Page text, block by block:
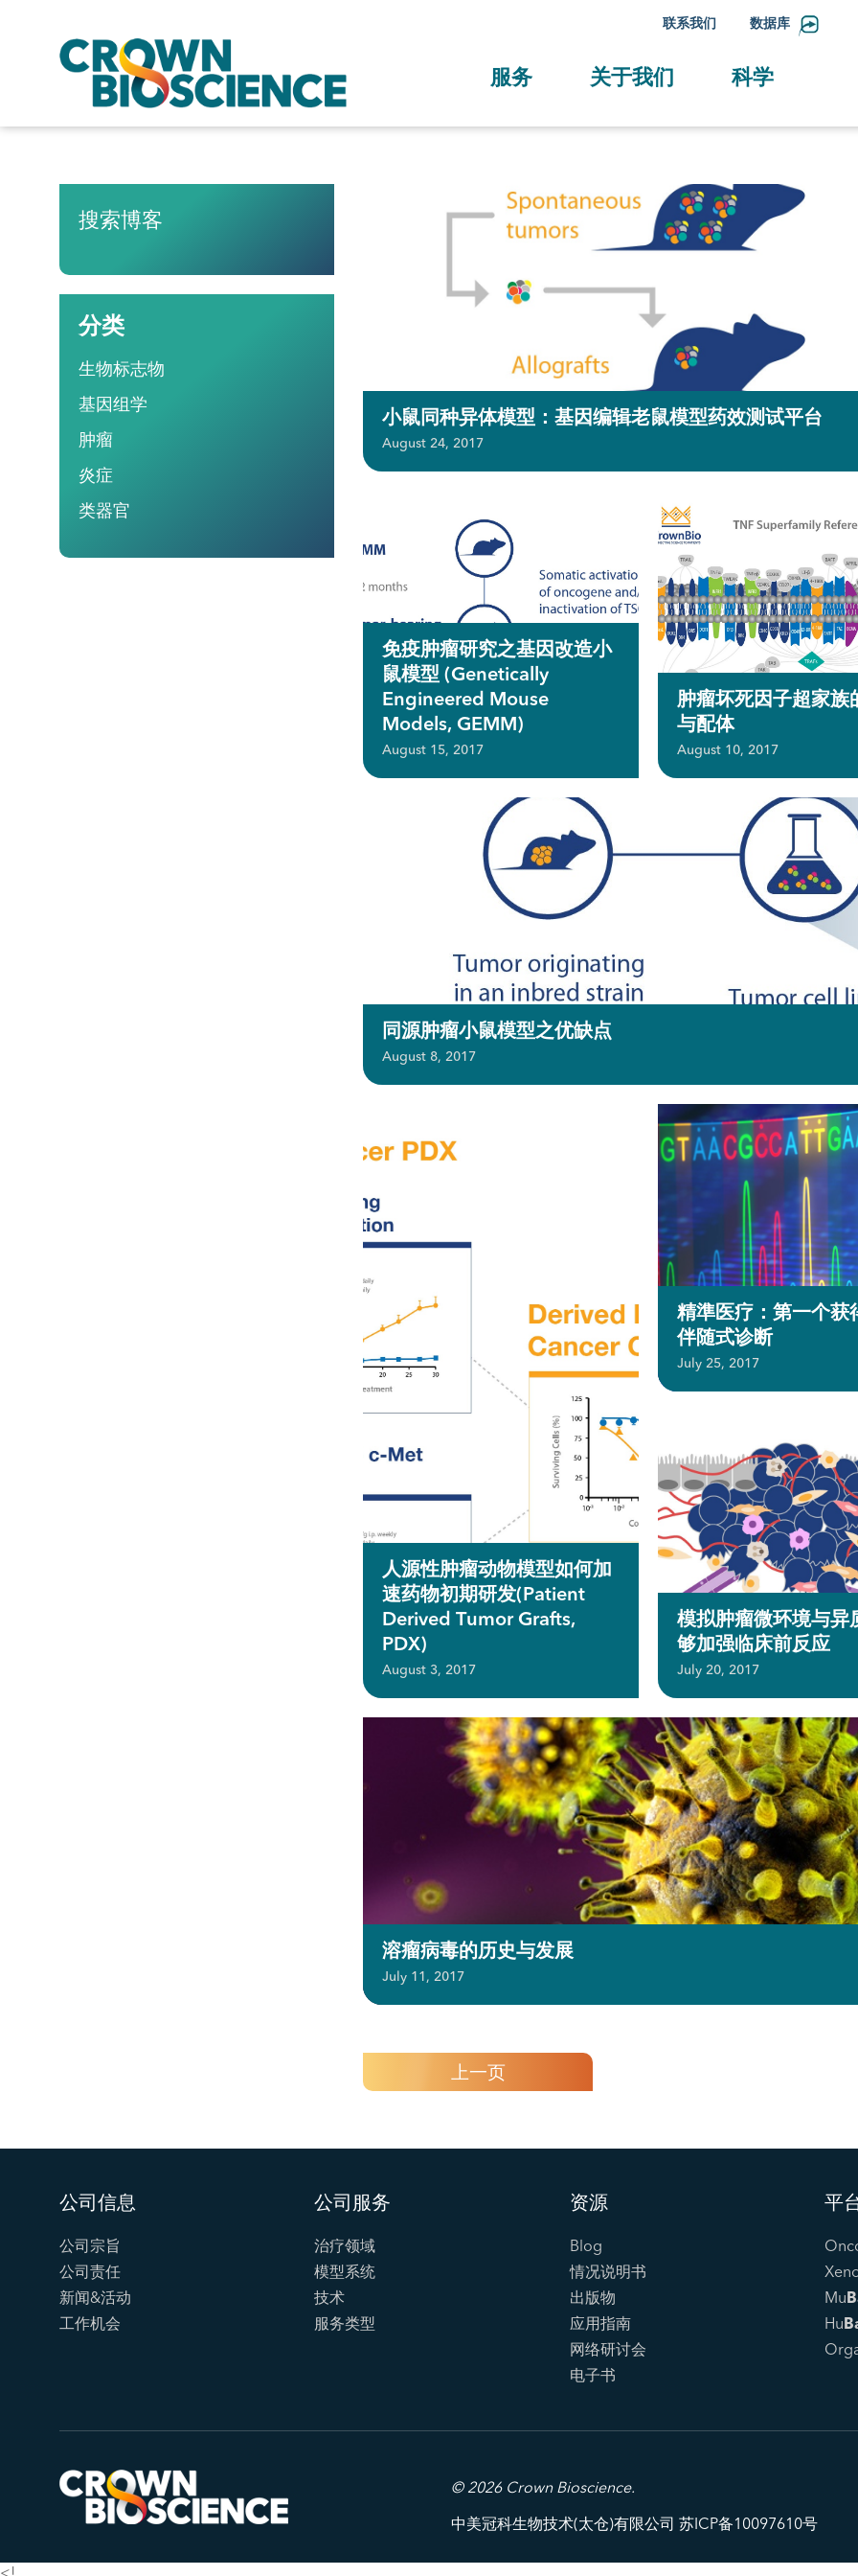
联系我们 数据库
服务 关于我们 科学
小鼠同种异体模型：基因编辑老鼠模型药效测试平台
August 24, 2017
免疫肿瘤研究之基因改造小
鼠模型 (Genetically
Engineered Mouse
Models, GEMM)
August 15, 2017
肿瘤坏死因子超家族
与配体
August 10, 2017
同源肿瘤小鼠模型之优缺点
August 8, 2017
人源性肿瘤动物模型如何加
速药物初期研发(Patient
Derived Tumor Grafts,
PDX)
August 3, 2017
精準医疗：第一个获
伴随式诊断
July 25, 2017
模拟肿瘤微环境与异
够加强临床前反应
July 20, 2017
溶瘤病毒的历史与发展
July 11, 2017
上一页
搜索博客
分类
生物标志物
基因组学
肿瘤
炎症
类器官
公司信息
公司宗旨
公司责任
新闻&活动
工作机会
公司服务
治疗领域
模型系统
技术
服务类型
资源
Blog
情况说明书
出版物
应用指南
网络研讨会
电子书
平
Mu
Hu
© 2026 Crown Bioscience.
中美冠科生物技术(太仓)有限公司 苏ICP备10097610号